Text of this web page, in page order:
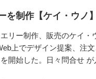
を制作【ケイ・ウノ】
リー制作、販売のケイ・
上でデザイン提案、注
開始した。日々問合せ が